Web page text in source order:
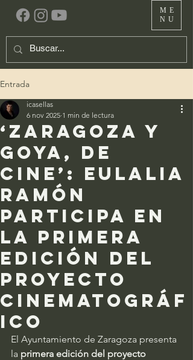
ME
NU
Entrada
‘Zaragoza y
Goya, de
Cine’: Eulalia
Ramón
participa en
la primera
edición del
proyecto
cinematográf
ico
icasellas
6 nov 2025 1 min de lectura
El Ayuntamiento de Zaragoza presenta
la primera edición del proyecto